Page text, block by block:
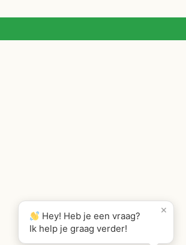
×
Hey! Heb je een vraag?
Ik help je graag verder!